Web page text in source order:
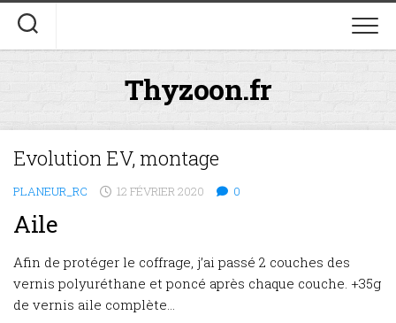
Skip
content
Thyzoon.fr
Evolution EV, montage
PLANEUR_RC 12 FÉVRIER 2020 0
Aile
Afin de protéger le coffrage, j’ai passé 2 couches des
vernis polyuréthane et poncé après chaque couche. +35g
de vernis aile complète…